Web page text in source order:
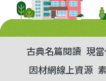
古典名篇閱讀 現
因材網線上資源